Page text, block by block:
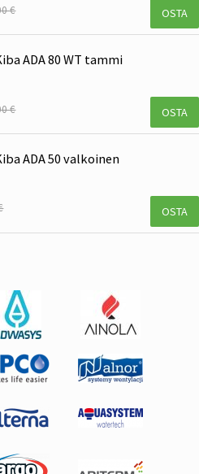
€ OSTA
ADA 80 WT tammi
€ OSTA
ADA 50 valkoinen
OSTA